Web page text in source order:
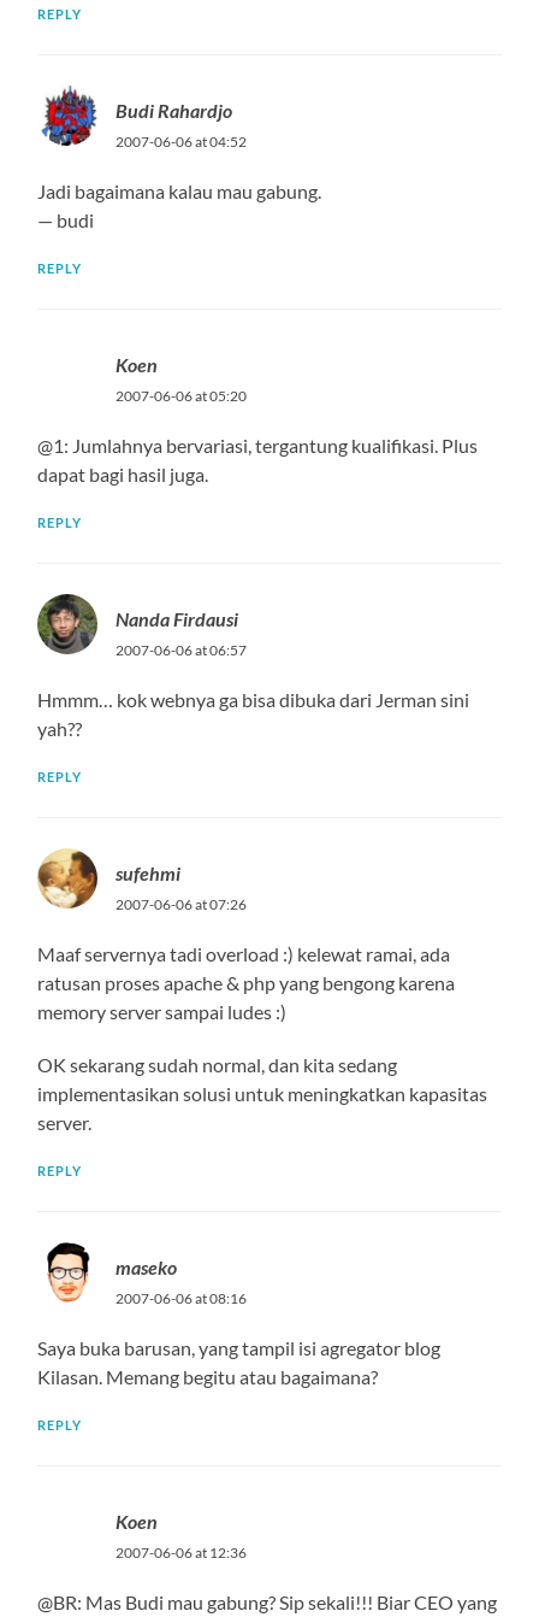
REPLY
Budi Rahardjo
2007-06-06 at 04:52
Jadi bagaimana kalau mau gabung.
— budi
REPLY
Koen
2007-06-06 at 05:20
@1: Jumlahnya bervariasi, tergantung kualifikasi. Plus
dapat bagi hasil juga.
REPLY
Nanda Firdausi
2007-06-06 at 06:57
Hmmm… kok webnya ga bisa dibuka dari Jerman sini
yah??
REPLY
sufehmi
2007-06-06 at 07:26
Maaf servernya tadi overload :) kelewat ramai, ada
ratusan proses apache & php yang bengong karena
memory server sampai ludes :)
OK sekarang sudah normal, dan kita sedang
implementasikan solusi untuk meningkatkan kapasitas
server.
REPLY
maseko
2007-06-06 at 08:16
Saya buka barusan, yang tampil isi agregator blog
Kilasan. Memang begitu atau bagaimana?
REPLY
Koen
2007-06-06 at 12:36
@BR: Mas Budi mau gabung? Sip sekali!!! Biar CEO yang